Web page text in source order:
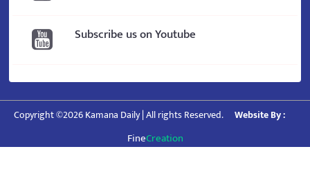
Subscribe us on Youtube
Copyright ©2026 Kamana Daily | All rights Reserved. Website By :
FineCreation